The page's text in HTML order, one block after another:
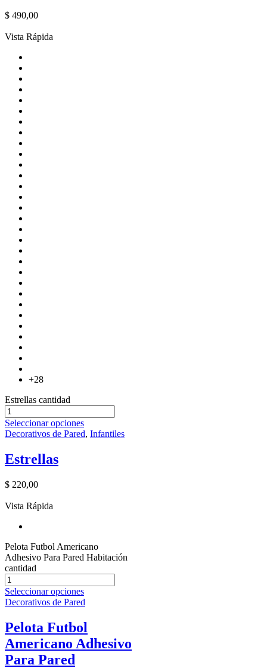
$ 490,00
Vista Rápida
+28
Estrellas cantidad
Seleccionar opciones
Decorativos de Pared, Infantiles
Estrellas
$ 220,00
Vista Rápida
Pelota Futbol Americano
Adhesivo Para Pared Habitación
cantidad
Seleccionar opciones
Decorativos de Pared
Pelota Futbol
Americano Adhesivo
Para Pared